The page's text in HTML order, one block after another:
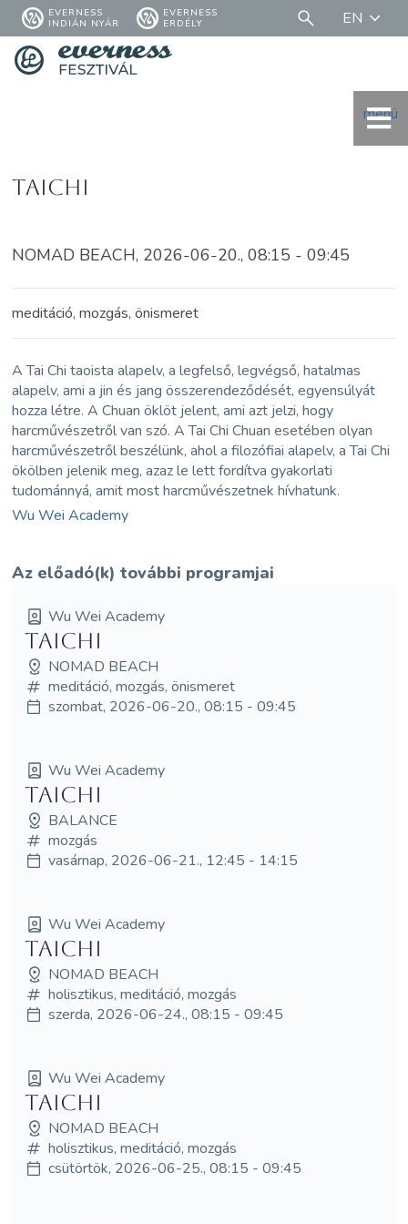
EVERNESS
INDIÁN NYÁR
EVERNESS
ERDÉLY
EN
menü
TaiChi
NOMAD BEACH, 2026-06-20., 08:15 - 09:45
meditáció, mozgás, önismeret
A Tai Chi taoista alapelv, a legfelső, legvégső, hatalmas
alapelv, ami a jin és jang összerendeződését, egyensúlyát
hozza létre. A Chuan öklöt jelent, ami azt jelzi, hogy
harcművészetről van szó. A Tai Chi Chuan esetében olyan
harcművészetről beszélünk, ahol a filozófiai alapelv, a Tai Chi
ökölben jelenik meg, azaz le lett fordítva gyakorlati
tudománnyá, amit most harcművészetnek hívhatunk.
Wu Wei Academy
Az előadó(k) további programjai
Wu Wei Academy
TaiChi
NOMAD BEACH
meditáció, mozgás, önismeret
szombat, 2026-06-20., 08:15 - 09:45
Wu Wei Academy
TaiChi
BALANCE
mozgás
vasárnap, 2026-06-21., 12:45 - 14:15
Wu Wei Academy
TaiChi
NOMAD BEACH
holisztikus, meditáció, mozgás
szerda, 2026-06-24., 08:15 - 09:45
Wu Wei Academy
TaiChi
NOMAD BEACH
holisztikus, meditáció, mozgás
csütörtök, 2026-06-25., 08:15 - 09:45